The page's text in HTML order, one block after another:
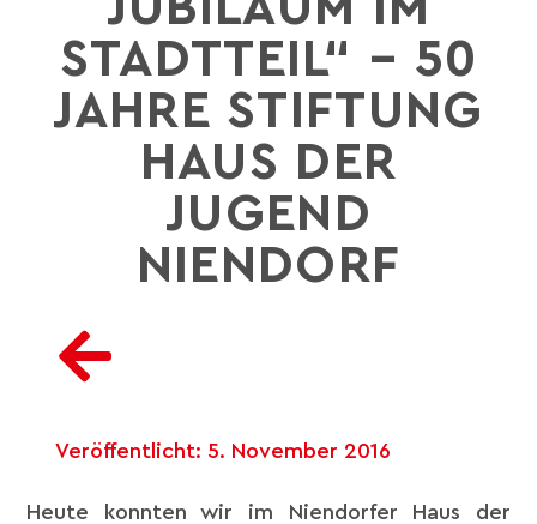
STADTTEIL“ – 50
JAHRE STIFTUNG
HAUS DER
JUGEND
NIENDORF
Veröffentlicht: 5. November 2016
Heute konnten wir im Niendorfer Haus der